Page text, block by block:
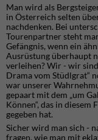
Man wird als
in Österreich selten
nachdenken. Bei
Tourenpartner steht
Gefängnis, wenn ein
Ausrüstung überhaupt
verleihen? Wir - wir
Drama vom Stüdlgrat“
war unserer
gepaart mit dem „um
Können“, das in
gegeben hat.
Sicher wird man sich -
fragen, wie man mit